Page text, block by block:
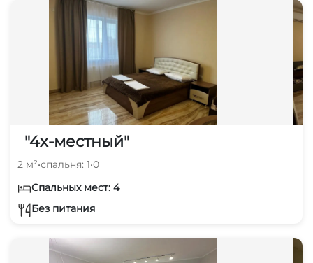
"4х-местный"
2 м²•спальня: 1•0
Спальных мест: 4
Без питания